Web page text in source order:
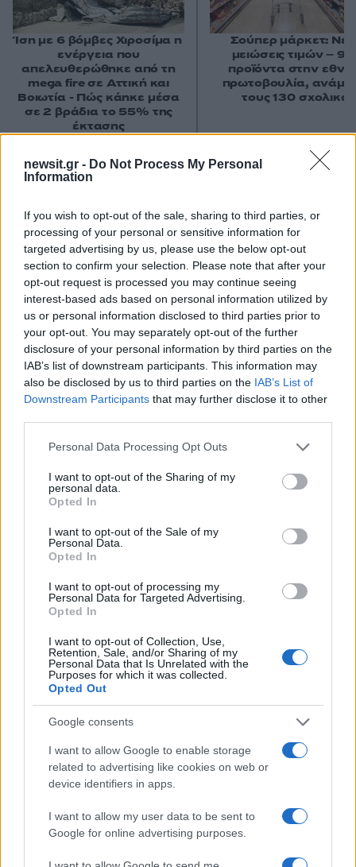
newsit.gr - Do Not Process My Personal
Information
If you wish to opt-out of the sale, sharing to third parties, or
processing of your personal or sensitive information for
targeted advertising by us, please use the below opt-out
section to confirm your selection. Please note that after your
opt-out request is processed you may continue seeing
interest-based ads based on personal information utilized by
us or personal information disclosed to third parties prior to
your opt-out. You may separately opt-out of the further
disclosure of your personal information by third parties on the
IAB’s list of downstream participants. This information may
also be disclosed by us to third parties on the IAB’s List of
Downstream Participants that may further disclose it to other
Please note that this website/app uses one or more Google
not limited to your visit or usage behaviour. You may click to
grant or deny consent to Google and its third-party tags to
use your data for below specified purposes in below Google
consent section.
Personal Data Processing Opt Outs
I want to opt-out of the Sharing of my
personal data.
Opted In
I want to opt-out of the Sale of my
Personal Data.
Opted In
I want to opt-out of processing my
Personal Data for Targeted Advertising.
Opted In
I want to opt-out of Collection, Use,
Retention, Sale, and/or Sharing of my
Personal Data that Is Unrelated with the
Purposes for which it was collected.
Opted Out
Google consents
I want to allow Google to enable storage
related to advertising like cookies on web or
device identifiers in apps.
I want to allow my user data to be sent to
Google for online advertising purposes.
Σχόλια
Σχολίασε εδώ
50 /50
Υποβολή σχολίου
Όροι Χρήσης. Το site προστατεύεται από reCAPTCHA, ισχύουν
Πολιτική Απορρήτου&
ΚΑΤΕΡΙΝΑ ΣΤΕΦΑΝΙΔΗ
Ακολουθήστε το Νewsit.gr στο
τελευταία νέατης ημέρας
Ίση με 6 βόμβες Χιροσίμα η
ενέργεια που
απελευθερώθηκε από τη
mega fire σε Αττική και
Βοιωτία - Πώς κάηκε μέσα
σε 2 βράδια το 55% της
έκτασης
Σούπερ μάρκετ:
μειώσεις τιμών –
προϊόντα στην
πρωτοβουλία,
τους 130 σχολικά
Πιο δημοφιλή
Marfin: Η 46χρονη πήρε προθεσμία για να
απολογηθεί την Τρίτη – «Είναι αθώα,
συμμετείχε στη διαδήλωση όπως και
100.000 άτομα»
Σέρρες: Βίντεο ντοκουμέντο από το
τροχαίο με νεκρούς μητέρα και γιο – Ο